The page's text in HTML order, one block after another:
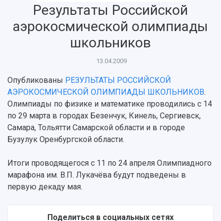
История
Ключевые факты
Рейтинги
Попечительский совет
Ученый совет
Ректорат
Кадровый резерв
Персоналии
Сотрудники и преподаватели
Заслуженные деятели
Структура университета
Кафедры
Главные новости
Бортжурнал
Объявления
СМИ об университете
Пресс-центр
Газета "Полет"
Газета "Самарский университет"
Мы в соцсетях
Подкасты
Почему я выбираю Самарский университет?
Абитуриенту
Бакалавриат и специалитет
Магистратура
Учебные планы
Дополнительное образование
Институты и факультеты
Образовательные программы
Расписание занятий
Стипендии
Основные научные направления
Научные школы и ведущие научные коллективы
Диссертационные советы
Подготовка научных кадров
Конкурс на замещение должностей научных
Научно-технический совет
Научные проекты и темы
Аспирантура и докторантура
Справочные материалы
Научная инфраструктура
Научно-исследовательские подразделения
Структурная схема управления научно-
Материальная база
Результаты Российской
аэрокосмической олимпиады
школьников
13.04.2009
Опубликованы РЕЗУЛЬТАТЫ РОССИЙСКОЙ
АЭРОКОСМИЧЕСКОЙ ОЛИМПИАДЫ ШКОЛЬНИКОВ.
Олимпиады по физике и математике проводились с 14
по 29 марта в городах Безенчук, Кинель, Сергиевск,
Самара, Тольятти Самарской области и в городе
Бузулук Оренбургской области.
Итоги проводящегося с 11 по 24 апреля Олимпиадного
марафона им. В.П. Лукачёва будут подведены в
первую декаду мая.
Поделиться в социальных сетях